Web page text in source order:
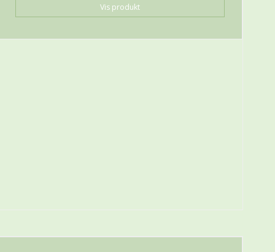
Vis produkt